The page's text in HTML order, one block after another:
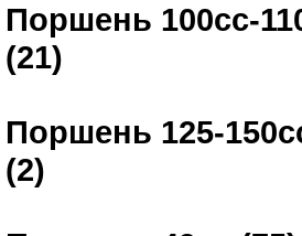
Поршень 100сс-
(21)
Поршень 125-
(2)